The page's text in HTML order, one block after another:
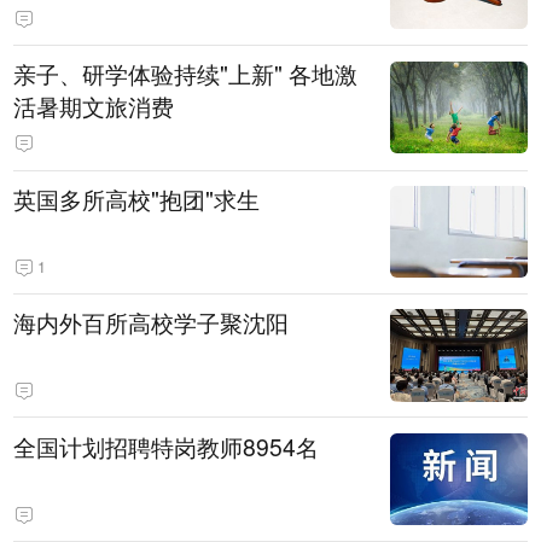
亲子、研学体验持续"上新" 各地激
活暑期文旅消费
英国多所高校"抱团"求生
1
海内外百所高校学子聚沈阳
全国计划招聘特岗教师8954名